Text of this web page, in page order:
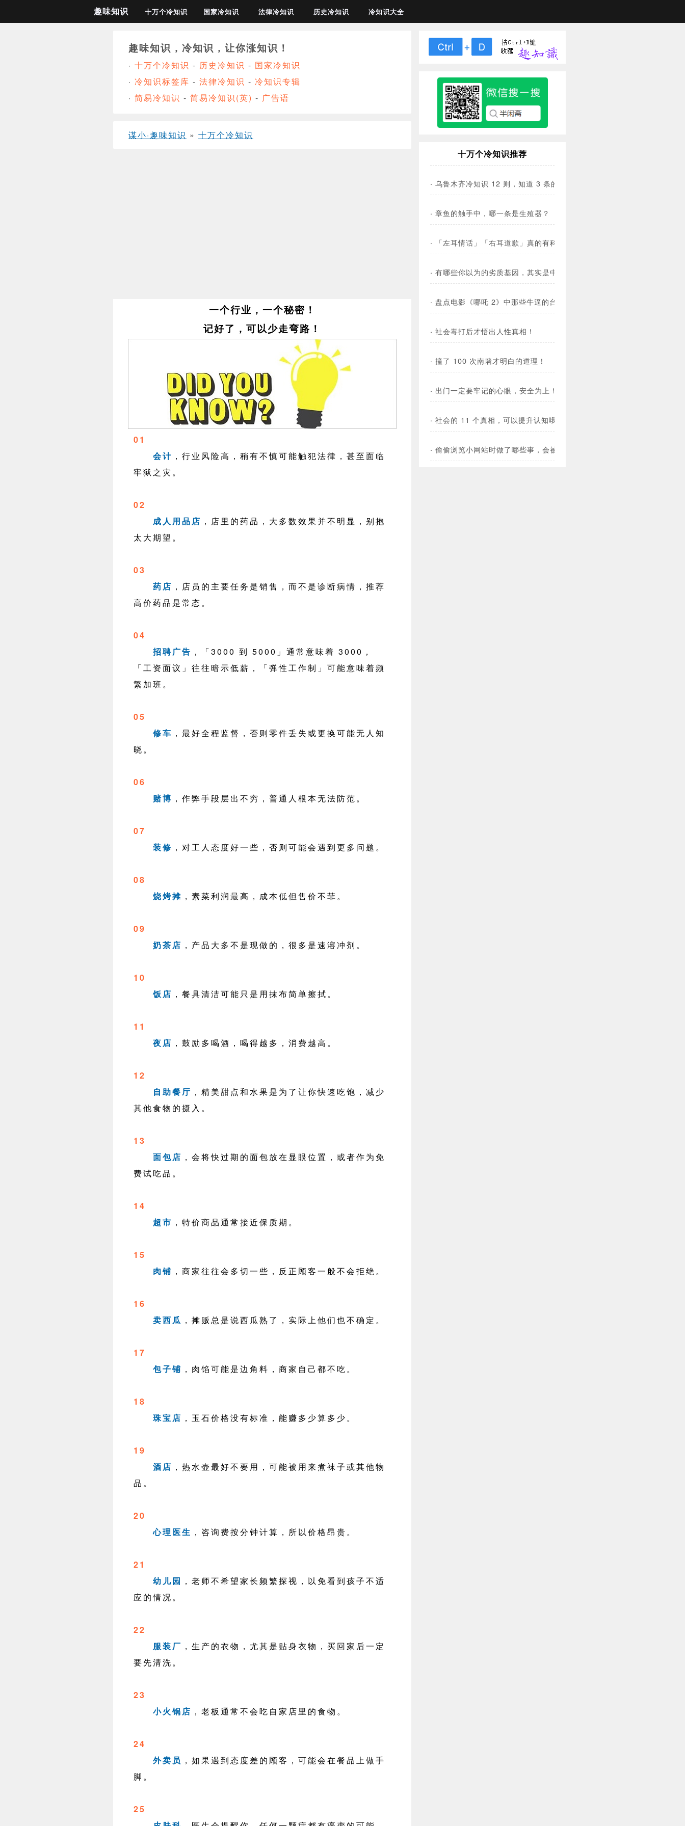
趣味知识 十万个冷知识 国家冷知识 法律冷知识 历史冷知识 冷知识大全
趣味知识，冷知识，让你涨知识！
· 十万个冷知识 - 历史冷知识 - 国家冷知识
· 冷知识标签库 - 法律冷知识 - 冷知识专辑
· 简易冷知识 - 简易冷知识(英) - 广告语
谋小·趣味知识 » 十万个冷知识
一个行业，一个秘密！
记好了，可以少走弯路！
01
会计 ，行业风险高，稍有不慎可能触犯法律，甚至面临
牢狱之灾。
02
成人用品店 ，店里的药品，大多数效果并不明显，别抱
太大期望。
03
药店 ，店员的主要任务是销售，而不是诊断病情，推荐
高价药品是常态。
04
招聘广告 ，「3000 到 5000」通常意味着 3000，
「工资面议」往往暗示低薪，「弹性工作制」可能意味着频
繁加班。
05
修车 ，最好全程监督，否则零件丢失或更换可能无人知
晓。
06
赌博 ，作弊手段层出不穷，普通人根本无法防范。
07
装修 ，对工人态度好一些，否则可能会遇到更多问题。
08
烧烤摊 ，素菜利润最高，成本低但售价不菲。
09
奶茶店 ，产品大多不是现做的，很多是速溶冲剂。
10
饭店 ，餐具清洁可能只是用抹布简单擦拭。
11
夜店 ，鼓励多喝酒，喝得越多，消费越高。
12
自助餐厅 ，精美甜点和水果是为了让你快速吃饱，减少
其他食物的摄入。
13
面包店 ，会将快过期的面包放在显眼位置，或者作为免
费试吃品。
14
超市 ，特价商品通常接近保质期。
15
肉铺 ，商家往往会多切一些，反正顾客一般不会拒绝。
16
卖西瓜 ，摊贩总是说西瓜熟了，实际上他们也不确定。
17
包子铺 ，肉馅可能是边角料，商家自己都不吃。
18
珠宝店 ，玉石价格没有标准，能赚多少算多少。
19
酒店 ，热水壶最好不要用，可能被用来煮袜子或其他物
品。
20
心理医生 ，咨询费按分钟计算，所以价格昂贵。
21
幼儿园 ，老师不希望家长频繁探视，以免看到孩子不适
应的情况。
22
服装厂 ，生产的衣物，尤其是贴身衣物，买回家后一定
要先清洗。
23
小火锅店 ，老板通常不会吃自家店里的食物。
24
外卖员 ，如果遇到态度差的顾客，可能会在餐品上做手
脚。
25
十万个冷知识推荐
· 乌鲁木齐冷知识 12 则，知道 3 条的都是牛人！
· 章鱼的触手中，哪一条是生殖器？
· 「左耳情话」「右耳道歉」真的有科学依据？
· 有哪些你以为的劣质基因，其实是中了足以保命的基因彩票？
· 盘点电影《哪吒 2》中那些牛逼的台词！
· 社会毒打后才悟出人性真相！
· 撞了 100 次南墙才明白的道理！
· 出门一定要牢记的心眼，安全为上！
· 社会的 11 个真相，可以提升认知哦！
· 偷偷浏览小网站时做了哪些事，会被警察打电话喊走？